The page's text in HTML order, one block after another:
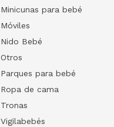
Minicunas para bebé
Móviles
Nido Bebé
Otros
Parques para bebé
Ropa de cama
Tronas
Vigilabebés